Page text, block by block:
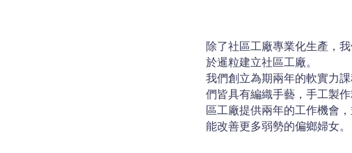
除了社區工廠專業化生產，
於暹粒建立社區工廠。
我們創立為期兩年的軟實力
們皆具有編織手藝，手工製
區工廠提供兩年的工作機會
能改善更多弱勢的偏鄉婦女。